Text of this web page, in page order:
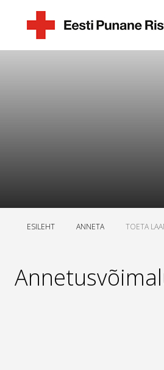
ESILEHT ANNETA TOETA